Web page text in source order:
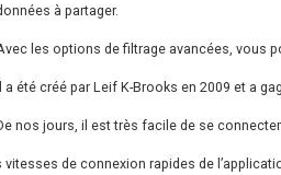
à partager.
les options de filtrage avancées, vous
a été créé par Leif K-Brooks en 2009 et a
nos jours, il est très facile de se connecter
vitesses de connexion rapides de